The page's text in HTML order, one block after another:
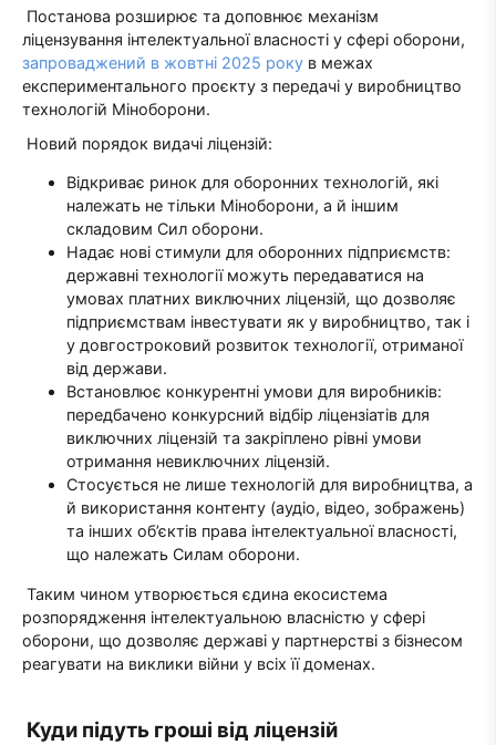
Постанова розширює та доповнює механізм
ліцензування інтелектуальної власності у сфері оборони,
запроваджений в жовтні 2025 року в межах
експериментального проєкту з передачі у виробництво
технологій Міноборони.
Новий порядок видачі ліцензій:
Відкриває ринок для оборонних технологій, які
належать не тільки Міноборони, а й іншим
складовим Сил оборони.
Надає нові стимули для оборонних підприємств:
державні технології можуть передаватися на
умовах платних виключних ліцензій, що дозволяє
підприємствам інвестувати як у виробництво, так і
у довгостроковий розвиток технології, отриманої
від держави.
Встановлює конкурентні умови для виробників:
передбачено конкурсний відбір ліцензіатів для
виключних ліцензій та закріплено рівні умови
отримання невиключних ліцензій.
Стосується не лише технологій для виробництва, а
й використання контенту (аудіо, відео, зображень)
та інших об’єктів права інтелектуальної власності,
що належать Силам оборони.
Таким чином утворюється єдина екосистема
розпорядження інтелектуальною власністю у сфері
оборони, що дозволяє державі у партнерстві з бізнесом
реагувати на виклики війни у всіх її доменах.
Куди підуть гроші від ліцензій